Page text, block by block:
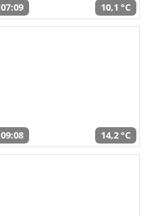
07:09 10,1 °C
09:08 14,2 °C